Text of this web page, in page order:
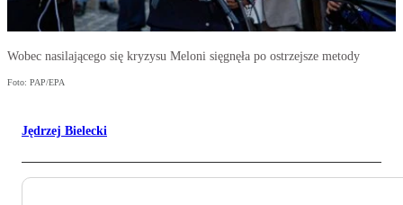
Wobec nasilającego się kryzysu Meloni sięgnęła po ostrzejsze metody
Foto: PAP/EPA
Jędrzej Bielecki